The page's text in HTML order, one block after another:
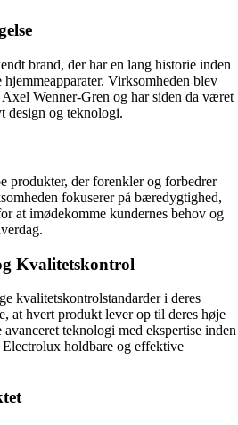
brand, der har en lang historie inden
Virksomheden blev
Wenner-Gren og har siden da været
design og teknologi.
produkter, der forenkler og forbedrer
fokuserer på bæredygtighed,
at imødekomme kundernes behov og
Kvalitetskontrol
kvalitetskontrolstandarder i deres
at hvert produkt lever op til deres høje
teknologi med ekspertise inden
holdbare og effektive